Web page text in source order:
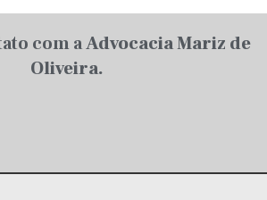
com aAdvocacia Mariz de
Oliveira.